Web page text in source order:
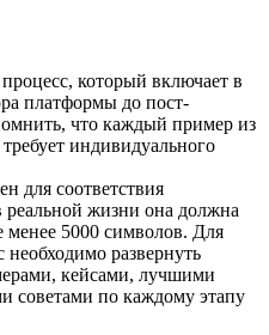
который включает в
платформы до пост-
что каждый пример из
индивидуального
для соответствия
жизни она должна
менее 5000 символов. Для
развернуть
кейсами, лучшими
советами по каждому этапу